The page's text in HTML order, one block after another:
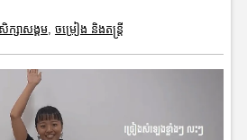
សិក្សាសង្គម, ចម្រៀង និងតន្ត្រី